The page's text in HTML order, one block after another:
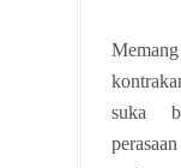
suka